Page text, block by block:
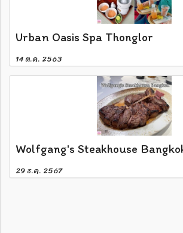
Urban Oasis Spa Thonglor
14 ต.ค. 2563
Wolfgang's Steakhouse
29 ธ.ค. 2567